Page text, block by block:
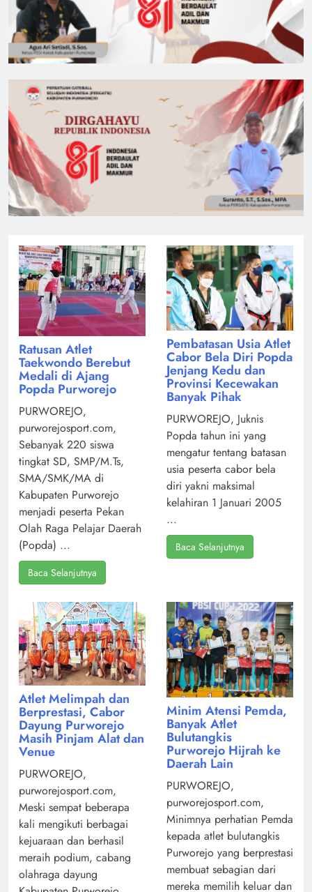
Ratusan Atlet
Taekwondo Berebut
Medali di Ajang
Popda Purworejo
PURWOREJO,
purworejosport.com,
Sebanyak 220 siswa
tingkat SD, SMP/M.Ts,
SMA/SMK/MA di
Kabupaten Purworejo
menjadi peserta Pekan
Olah Raga Pelajar Daerah
(Popda) ...
Baca Selanjutnya
Pembatasan Usia Atlet
Cabor Bela Diri Popda
Jenjang Kedu dan
Provinsi Kecewakan
Banyak Pihak
PURWOREJO, Juknis
Popda tahun ini yang
mengatur tentang batasan
usia peserta cabor bela
diri yakni maksimal
kelahiran 1 Januari 2005
...
Baca Selanjutnya
Atlet Melimpah dan
Berprestasi, Cabor
Dayung Purworejo
Masih Pinjam Alat dan
Venue
PURWOREJO,
purworejosport.com,
Meski sempat beberapa
kali mengikuti berbagai
kejuaraan dan berhasil
meraih podium, cabang
olahraga dayung
Minim Atensi Pemda,
Banyak Atlet
Bulutangkis
Purworejo Hijrah ke
Daerah Lain
PURWOREJO,
purworejosport.com,
Minimnya perhatian Pemda
kepada atlet bulutangkis
Purworejo yang berprestasi
membuat sebagian dari
mereka memilih keluar dan